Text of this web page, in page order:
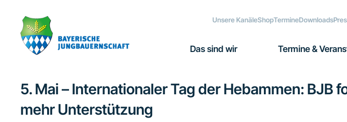
Hauptnavigation
springen
springen
Seitenspalte
springen
Fußzeile
springen
Unsere KanäleShopTermineDownloads
Das sind wir Termine &
5. Mai – Internationaler Tag der Hebammen: BJB
mehr Unterstützung